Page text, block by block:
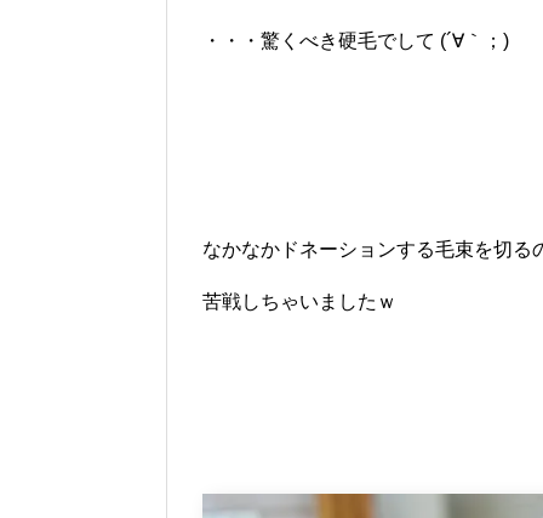
・・・驚くべき硬毛でして (´∀｀；)
なかなかドネーションする毛束を切る
苦戦しちゃいましたｗ